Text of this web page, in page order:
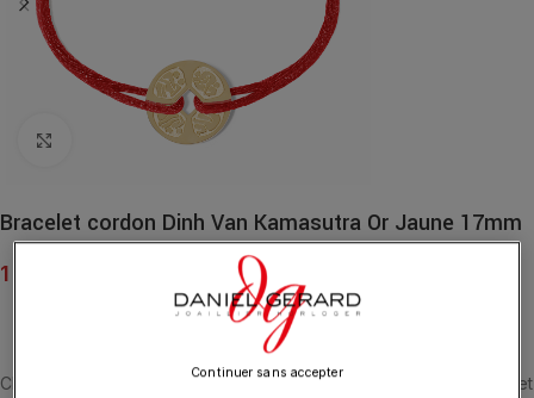
Click to enlarge
Bracelet cordon Dinh Van Kamasutra Or Jaune 17mm
1 500.00
Chaque bijou signé dinh van est unique. Le poids, les dimensions et
Continuer sans accepter